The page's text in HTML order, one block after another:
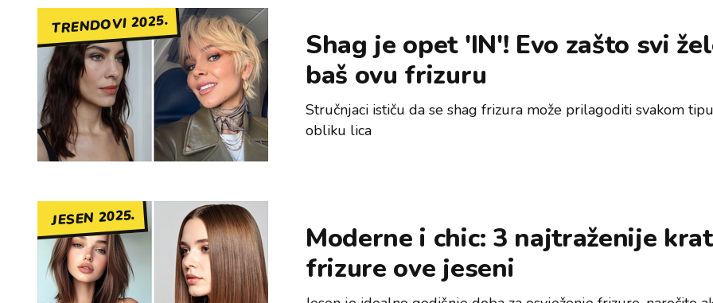
TRENDOVI 2025.
Shag je opet 'IN'! Evo zašto svi
baš ovu frizuru
Stručnjaci ističu da se shag frizura može prilagoditi svakom
obliku lica
JESEN 2025.
Moderne i chic: 3 najtraženije
frizure ove jeseni